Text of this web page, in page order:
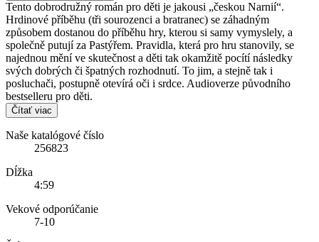
Tento dobrodružný román pro děti je jakousi „českou Narnií“.
Hrdinové příběhu (tři sourozenci a bratranec) se záhadným
způsobem dostanou do příběhu hry, kterou si samy vymyslely, a
společně putují za Pastýřem. Pravidla, která pro hru stanovily, se
najednou mění ve skutečnost a děti tak okamžitě pocítí následky
svých dobrých či špatných rozhodnutí. To jim, a stejně tak i
posluchači, postupně otevírá oči i srdce. Audioverze původního
bestselleru pro děti.
Čítať viac
Naše katalógové číslo
256823
Dĺžka
4:59
Vekové odporúčanie
7-10